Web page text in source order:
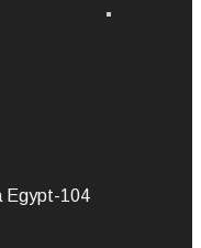
Egypt-104